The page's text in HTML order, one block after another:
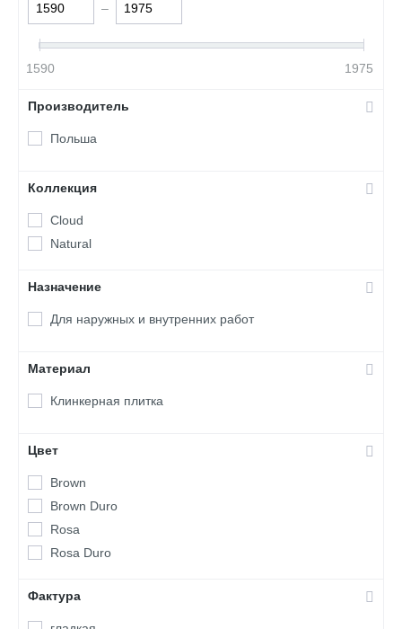
–
1590 1975
Производитель
Польша
Коллекция
Cloud
Natural
Назначение
Для наружных и внутренних работ
Материал
Клинкерная плитка
Цвет
Brown
Brown Duro
Rosa
Rosa Duro
Фактура